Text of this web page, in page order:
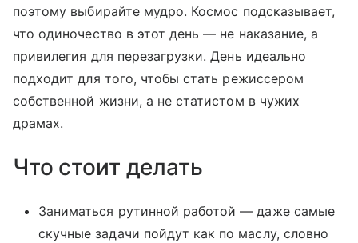
поэтому выбирайте мудро. Космос подсказывает,
что одиночество в этот день — не наказание, а
привилегия для перезагрузки. День идеально
подходит для того, чтобы стать режиссером
собственной жизни, а не статистом в чужих
драмах.
Что стоит делать
Заниматься рутинной работой — даже самые
скучные задачи пойдут как по маслу, словно